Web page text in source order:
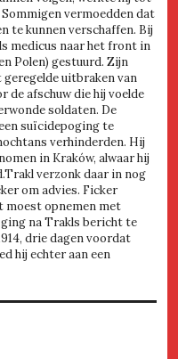
vermoedden dat
te kunnen verschaffen. Bij
medicus naar het front in
Polen) gestuurd. Zijn
uitbraken van
de afschuw die hij voelde
soldaten. De
suïcidepoging te
verhinderden. Hij
in Kraków, alwaar hij
verzonk daar in nog
om advies. Ficker
moest opnemen met
na Trakls bericht te
drie dagen voordat
hij echter aan een